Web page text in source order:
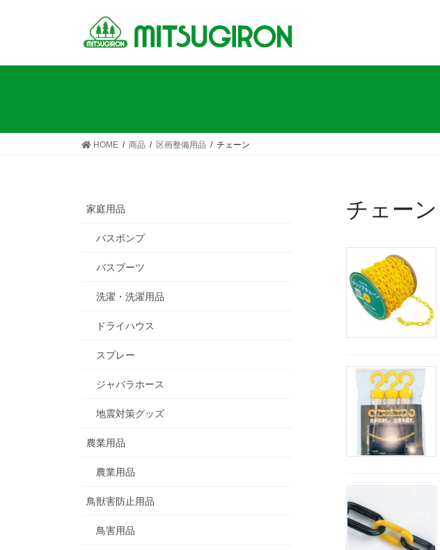
HOME 商品 区画整備用品 チェーン
チェーン
家庭用品
バスポンプ
バスブーツ
洗濯・洗濯用品
ドライハウス
スプレー
ジャバラホース
地震対策グッズ
農業用品
農業用品
鳥獣害防止用品
鳥害用品